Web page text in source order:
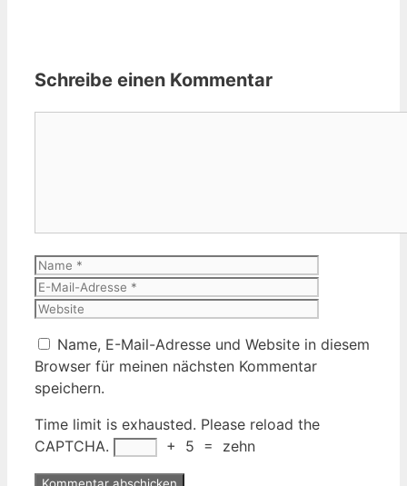
Schreibe einen Kommentar
Name
Name, E-Mail-Adresse und Website in diesem
Browser für meinen nächsten Kommentar
speichern.
Time limit is exhausted. Please reload the
CAPTCHA.
+ 5 = zehn